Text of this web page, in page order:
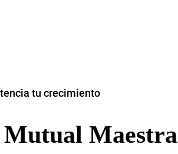
tu crecimiento
Mutual Maestra